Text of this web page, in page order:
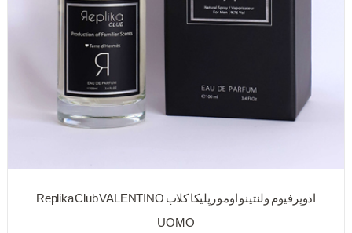
ادوپرفیوم ولنتینو اومو رپلیکا کلاب Replika Club VALENTINO
UOMO